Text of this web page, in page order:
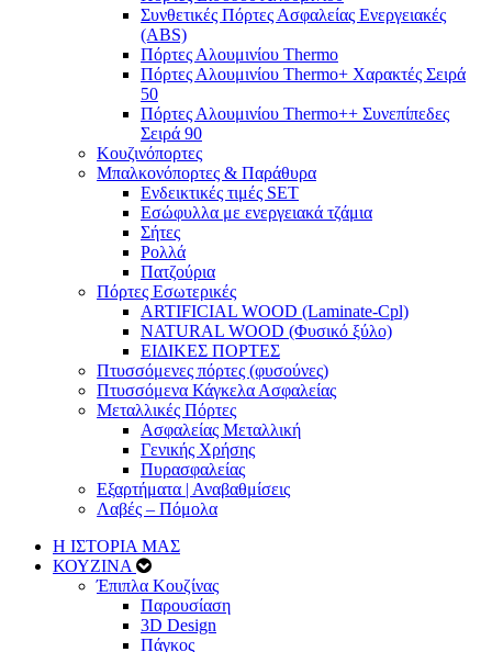
Συνθετικές Πόρτες Ασφαλείας Ενεργειακές
(ABS)
Πόρτες Αλουμινίου Thermo
Πόρτες Αλουμινίου Thermo+ Χαρακτές Σειρά
50
Πόρτες Αλουμινίου Thermo++ Συνεπίπεδες
Σειρά 90
Κουζινόπορτες
Μπαλκονόπορτες & Παράθυρα
Ενδεικτικές τιμές SET
Εσώφυλλα με ενεργειακά τζάμια
Σήτες
Ρολλά
Πατζούρια
Πόρτες Εσωτερικές
ARTIFICIAL WOOD (Laminate-Cpl)
NATURAL WOOD (Φυσικό ξύλο)
ΕΙΔΙΚΕΣ ΠΟΡΤΕΣ
Πτυσσόμενες πόρτες (φυσούνες)
Πτυσσόμενα Κάγκελα Ασφαλείας
Μεταλλικές Πόρτες
Ασφαλείας Μεταλλική
Γενικής Χρήσης
Πυρασφαλείας
Εξαρτήματα | Αναβαθμίσεις
Λαβές – Πόμολα
Η ΙΣΤΟΡΙΑ ΜΑΣ
ΚΟΥΖΙΝΑ
Έπιπλα Κουζίνας
Παρουσίαση
3D Design
Πάγκος